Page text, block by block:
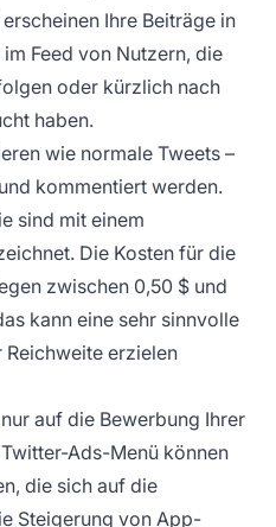
Ihre Beiträge in
Feed von Nutzern, die
oder kürzlich nach
haben.
wie normale Tweets –
kommentiert werden.
sind mit einem
Die Kosten für die
zwischen 0,50 $ und
kann eine sehr sinnvolle
Reichweite erzielen
auf die Bewerbung Ihrer
Ads-Menü können
die sich auf die
Steigerung von App-